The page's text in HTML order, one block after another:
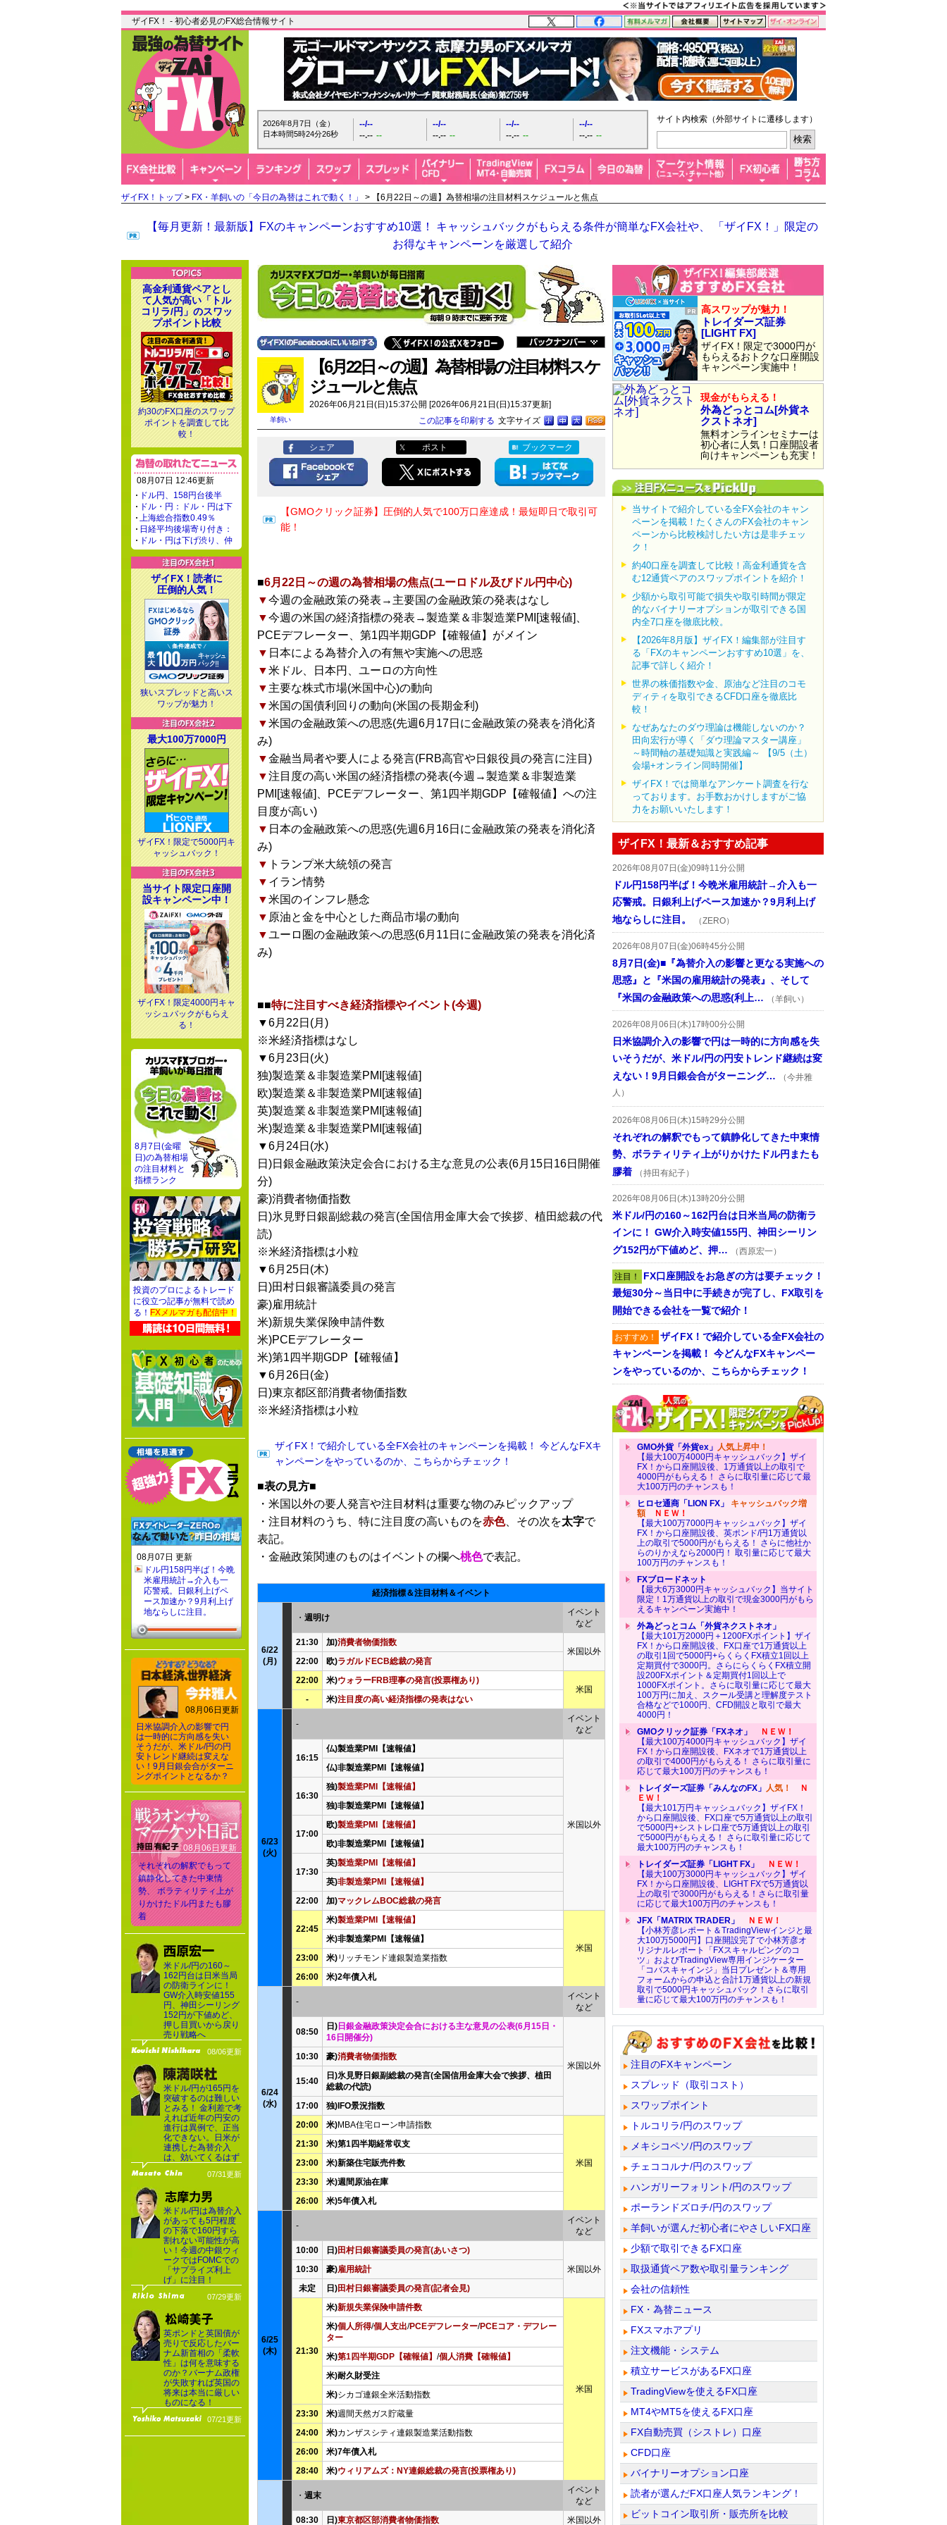
ザイFX！ - 初心者必見のFX総合情報サイト
2026年8月7日（金）
日本時間5時24分27秒
--/--
--.-- --
--/--
--.-- --
--/--
--.-- --
--/--
--.-- --
サイト内検索（外部サイトに遷移します）
ザイFX！トップ> FX・羊飼いの「今日の為替はこれで動く！」 > 【6月22日～の週】為替相場の注目材料スケジュールと焦点
【毎月更新！最新版】FXのキャンペーンおすすめ10選！ キャッシュバックがもらえる条件が簡単なFX会社や、 「ザイFX！」限定の
お得なキャンペーンを厳選して紹介
羊飼い
【6月22日～の週】為替相場の注目材料スケ
ジュールと焦点
2026年06月21日(日)15:37公開 [2026年06月21日(日)15:37更新]
文字サイズ
この記事を印刷する
シェア ポスト ブックマーク
【GMOクリック証券】圧倒的人気で100万口座達成！最短即日で取引可
能！
■6月22日～の週の為替相場の焦点(ユーロドル及びドル円中心)
▼今週の金融政策の発表→主要国の金融政策の発表はなし
▼今週の米国の経済指標の発表→製造業＆非製造業PMI[速報値]、
PCEデフレーター、第1四半期GDP【確報値】がメイン
▼ 日本による為替介入の有無や実施への思惑
▼米ドル、日本円、ユーロの方向性
▼ 主要な株式市場(米国中心)の動向
▼米国の国債利回りの動向(米国の長期金利)
▼米国の金融政策への思惑(先週6月17日に金融政策の発表を消化済
み)
▼金融当局者や要人による発言(FRB高官や日銀役員の発言に注目)
▼注目度の高い米国の経済指標の発表(今週→製造業＆非製造業
PMI[速報値]、PCEデフレーター、第1四半期GDP【確報値】への注
目度が高い)
▼ 日本の金融政策への思惑(先週6月16日に金融政策の発表を消化済
み)
▼ トランプ米大統領の発言
▼ イラン情勢
▼米国のインフレ懸念
▼ 原油と金を中心とした商品市場の動向
▼ユーロ圏の金融政策への思惑(6月11日に金融政策の発表を消化済
み)
■■特に注目すべき経済指標やイベント(今週)
▼6月22日(月)
※米経済指標はなし
▼6月23日(火)
独)製造業＆非製造業PMI[速報値]
欧)製造業＆非製造業PMI[速報値]
英)製造業＆非製造業PMI[速報値]
米)製造業＆非製造業PMI[速報値]
▼6月24日(水)
日)日銀金融政策決定会合における主な意見の公表(6月15日16日開催
分)
豪)消費者物価指数
日)氷見野日銀副総裁の発言(全国信用金庫大会で挨拶、植田総裁の代
読)
※米経済指標は小粒
▼6月25日(木)
日)田村日銀審議委員の発言
豪)雇用統計
米)新規失業保険申請件数
米)PCEデフレーター
米)第1四半期GDP【確報値】
▼6月26日(金)
日)東京都区部消費者物価指数
※米経済指標は小粒
ザイFX！で紹介している全FX会社のキャンペーンを掲載！ 今どんなFXキ
ャンペーンをやっているのか、こちらからチェック！
■表の見方■
・米国以外の要人発言や注目材料は重要な物のみピックアップ
・注目材料のうち、特に注目度の高いものを赤色、その次を太字で
表記。
・金融政策関連のものはイベントの欄へ桃色で表記。
経済指標＆注目材料＆イベント
6/22
(月)
・ 週明け
イベント
など
21:30
加)消費者物価指数
米国以外
22:00
欧)ラガルドECB総裁の発言
22:00
米)ウォラーFRB理事の発言(投票権あり)
米国
-
米)注目度の高い経済指標の発表はない
6/23
(火)
-
イベント
など
16:15
仏)製造業PMI【速報値】
米国以外
仏)非製造業PMI【速報値】
16:30
独)製造業PMI【速報値】
独)非製造業PMI【速報値】
17:00
欧)製造業PMI【速報値】
欧)非製造業PMI【速報値】
17:30
英)製造業PMI【速報値】
英)非製造業PMI【速報値】
22:00
加)マックレムBOC総裁の発言
22:45
米)製造業PMI【速報値】
米国
米)非製造業PMI【速報値】
23:00
米)リッチモンド連銀製造業指数
26:00
米)2年債入札
6/24
(水)
-
イベント
など
08:50
日) 日銀金融政策決定会合における主な意見の公表(6月15日・
16日開催分)
米国以外
10:30 豪)消費者物価指数
15:40
日)氷見野日銀副総裁の発言(全国信用金庫大会で挨拶、植田
総裁の代読)
17:00
独)IFO景況指数
20:00
米)MBA住宅ローン申請指数
米国
21:30
米)第1四半期経常収支
23:00
米)新築住宅販売件数
23:30
米)週間原油在庫
26:00
米)5年債入札
6/25
(木)
-
イベント
など
10:00
日)田村日銀審議委員の発言(あいさつ)
米国以外
10:30 豪)雇用統計
未定
日)田村日銀審議委員の発言(記者会見)
21:30
米)新規失業保険申請件数
米国
米)個人所得/個人支出/PCEデフレーター/PCEコア・デフレー
ター
米)第1四半期GDP【確報値】 /個人消費【確報値】
米)耐久財受注
米)シカゴ連銀全米活動指数
23:30
米)週間天然ガス貯蔵量
24:00
米)カンザスシティ連銀製造業活動指数
26:00
米)7年債入札
28:40
米)ウィリアムズ：NY連銀総裁の発言(投票権あり)
・ 週末
イベント
など
08:30
日)東京都区部消費者物価指数 米国以外
高スワップが魅力！
トレイダーズ証券
[LIGHT FX]
ザイFX！限定で3000円が
もらえるおトクな口座開設
キャンペーン実施中！
現金がもらえる！
外為どっとコム[外貨ネ
クストネオ]
無料オンラインセミナーは
初心者に人気！口座開設者
向けキャンペーンも充実！
当サイトで紹介している全FX会社のキャン
ペーンを掲載！たくさんのFX会社のキャン
ペーンから比較検討したい方は是非チェッ
ク！
約40口座を調査して比較！高金利通貨を含
む12通貨ペアのスワップポイントを紹介！
少額から取引可能で損失や取引時間が限定
的なバイナリーオプションが取引できる国
内全7口座を徹底比較。
【2026年8月版】ザイFX！編集部が注目す
る「FXのキャンペーンおすすめ10選」を、
記事で詳しく紹介！
世界の株価指数や金、原油など注目のコモ
ディティを取引できるCFD口座を徹底比
較！
なぜあなたのダウ理論は機能しないのか？
田向宏行が導く「ダウ理論マスター講座」
～時間軸の基礎知識と実践編～ 【9/5（土）
会場+オンライン同時開催】
ザイFX！では簡単なアンケート調査を行な
っております。お手数おかけしますがご協
力をお願いいたします！
ザイFX！最新＆おすすめ記事
2026年08月07日(金)09時11分公開
ドル円158円半ば！今晩米雇用統計→介入も一
応警戒。日銀利上げペース加速か？9月利上げ
地ならしに注目。
（ZERO）
2026年08月07日(金)06時45分公開
8月7日(金)■『為替介入の影響と更なる実施への
思惑』と『米国の雇用統計の発表』、そして
『米国の金融政策への思惑(利上…
（羊飼い）
2026年08月06日(木)17時00分公開
日米協調介入の影響で円は一時的に方向感を失
いそうだが、米ドル/円の円安トレンド継続は変
えない！9月日銀会合がターニング…
（今井雅
人）
2026年08月06日(木)15時29分公開
それぞれの解釈でもって鎮静化してきた中東情
勢、ボラティリティ上がりかけたドル円またも
膠着
（持田有紀子）
2026年08月06日(木)13時20分公開
米ドル/円の160～162円台は日米当局の防衛ラ
インに！ GW介入時安値155円、神田シーリン
グ152円が下値めど、押…
（西原宏一）
注目！ FX口座開設をお急ぎの方は要チェック！
最短30分～当日中に手続きが完了し、FX取引を
開始できる会社を一覧で紹介！
おすすめ！ ザイFX！で紹介している全FX会社の
キャンペーンを掲載！ 今どんなFXキャンペー
ンをやっているのか、こちらからチェック！
GMO外貨「外貨ex」 人気上昇中！
【最大100万4000円キャッシュバック】ザイ
FX！から口座開設後、1万通貨以上の取引で
4000円がもらえる！ さらに取引量に応じて最
大100万円のチャンスも！
ヒロセ通商「LION FX」 キャッシュバック増
額ＮＥＷ！
【最大100万7000円キャッシュバック】ザイ
FX！から口座開設後、英ポンド/円1万通貨以
上の取引で5000円がもらえる！ さらに他社か
らのりかえなら2000円！ 取引量に応じて最大
100万円のチャンスも！
FXブロードネット
【最大6万3000円キャッシュバック】当サイト
限定！1万通貨以上の取引で現金3000円がもら
えるキャンペーン実施中！
外為どっとコム「外貨ネクストネオ」
【最大101万2000円＋1200FXポイント】ザイ
FX！から口座開設後、FX口座で1万通貨以上
の取引1回で5000円+らくらくFX積立1回以上
定期買付で3000円。さらにらくらくFX積立開
設200FXポイント＆定期買付1回以上で
1000FXポイント。さらに取引量に応じて最大
100万円に加え、スクール受講と理解度テスト
合格などで1000円、CFD開設と取引で最大
4000円！
GMOクリック証券「FXネオ」
ＮＥＷ！
【最大100万4000円キャッシュバック】ザイ
FX！から口座開設後、FXネオで1万通貨以上
の取引で4000円がもらえる！ さらに取引量に
応じて最大100万円のチャンスも！
トレイダーズ証券「みんなのFX」 人気！
Ｎ
ＥＷ！
【最大101万円キャッシュバック】ザイFX！
から口座開設後、FX口座で5万通貨以上の取引
で5000円+シストレ口座で5万通貨以上の取引
で5000円がもらえる！ さらに取引量に応じて
最大100万円のチャンスも！
トレイダーズ証券「LIGHT FX」
ＮＥＷ！
【最大100万3000円キャッシュバック】ザイ
FX！から口座開設後、LIGHT FXで5万通貨以
上の取引で3000円がもらえる！さらに取引量
に応じて最大100万円のチャンスも！
JFX「MATRIX TRADER」
ＮＥＷ！
【小林芳彦レポート＆TradingViewインジと最
大100万5000円】口座開設完了で小林芳彦オ
リジナルレポート「FXスキャルピングのコ
ツ」およびTradingView専用インジケーター
「コバスキャインジ」当日プレゼント＆専用
フォームからの申込と合計1万通貨以上の新規
取引で5000円キャッシュバック！さらに取引
量に応じて最大100万円のチャンスも！
注目のFXキャンペーン
スプレッド（取引コスト）
スワップポイント
トルコリラ/円のスワップ
メキシコペソ/円のスワップ
チェココルナ/円のスワップ
ハンガリーフォリント/円のスワップ
ポーランドズロチ/円のスワップ
羊飼いが選んだ初心者にやさしいFX口座
少額で取引できるFX口座
取扱通貨ペア数や取引量ランキング
会社の信頼性
FX・為替ニュース
FXスマホアプリ
注文機能・システム
積立サービスがあるFX口座
TradingViewを使えるFX口座
MT4やMT5を使えるFX口座
FX自動売買（シストレ）口座
CFD口座
バイナリーオプション口座
読者が選んだFX口座人気ランキング！
ビットコイン取引所・販売所を比較
高金利通貨ペアとし
て人気が高い「トル
コリラ/円」のスワッ
プポイント比較
約30のFX口座のスワップ
ポイントを調査して比
較！
08月07日 12:46更新
ドル円、158円台後半
ドル・円：ドル・円は下
上海総合指数0.49％
日経平均後場寄り付き：
ドル・円は下げ渋り、仲
ザイFX！読者に
圧倒的人気！
狭いスプレッドと高いス
ワップが魅力！
最大100万7000円
ザイFX！限定で5000円キ
ャッシュバック！
当サイト限定口座開
設キャンペーン中！
ザイFX！限定4000円キャ
ッシュバックがもらえ
る！
8月7日(金曜
日)の為替相場
の注目材料と
指標ランク
投資のプロによるトレード
に役立つ記事が無料で読め
る！ FXメルマガも配信中！
08月07日 更新
ドル円158円半ば！今晩
米雇用統計→介入も一
応警戒。日銀利上げペ
ース加速か？9月利上げ
地ならしに注目。
08月06日更新
日米協調介入の影響で円
は一時的に方向感を失い
そうだが、米ドル/円の円
安トレンド継続は変えな
い！9月日銀会合がターニ
ングポイントとなるか？
08月06日更新
それぞれの解釈でもって
鎮静化してきた中東情
勢、 ボラティリティ上が
りかけたドル円またも膠
着
米ドル/円の160～
162円台は日米当局
の防衛ラインに！
GW介入時安値155
円、神田シーリング
152円が下値めど、
押し目買いから戻り
売り戦略へ
08/06更新
米ドル/円が165円を
突破するのは難しい
とみる！ 金利差で考
えれば近年の円安の
進行は異例で、正当
化できない。日米が
連携した為替介入
は、効いてくるはず
07/31更新
米ドル/円は為替介入
があっても5円程度
の下落で160円すら
割れない可能性が高
い！今週の中銀ウィ
ークではFOMCでの
「サプライズ利上
げ」に注目！
07/29更新
英ポンドと英国債が
売りで反応したバー
ナム新首相の「柔軟
性」は何を意味する
のか？バーナム政権
が失敗すれば英国の
将来は本当に厳しい
ものになる！
07/21更新